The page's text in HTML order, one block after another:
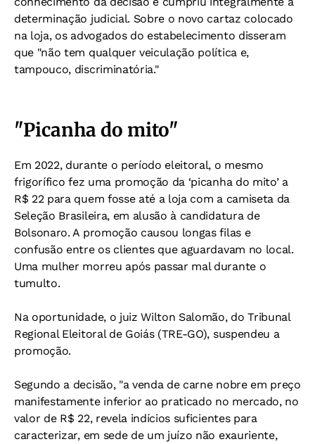
determinação judicial. Sobre o novo cartaz colocado
na loja, os advogados do estabelecimento disseram
que "não tem qualquer veiculação política e,
tampouco, discriminatória."
"Picanha do mito"
Em 2022, durante o período eleitoral, o mesmo
frigorífico fez uma promoção da ‘picanha do mito’ a
R$ 22 para quem fosse até a loja com a camiseta da
Seleção Brasileira, em alusão à candidatura de
Bolsonaro. A promoção causou longas filas e
confusão entre os clientes que aguardavam no local.
Uma mulher morreu após passar mal durante o
tumulto.
Na oportunidade, o juiz Wilton Salomão, do Tribunal
Regional Eleitoral de Goiás (TRE-GO), suspendeu a
promoção.
Segundo a decisão, "a venda de carne nobre em preço
manifestamente inferior ao praticado no mercado, no
valor de R$ 22, revela indícios suficientes para
caracterizar, em sede de um juízo não exauriente,